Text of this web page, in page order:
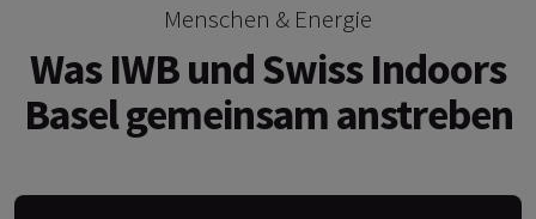
Menschen & Energie
Was IWB und Swiss Indoors
Basel gemeinsam anstreben